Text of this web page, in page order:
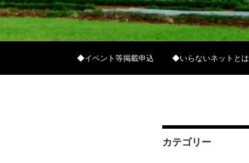
◆イベント等掲載申込
◆いらないネットとは
カテゴリー